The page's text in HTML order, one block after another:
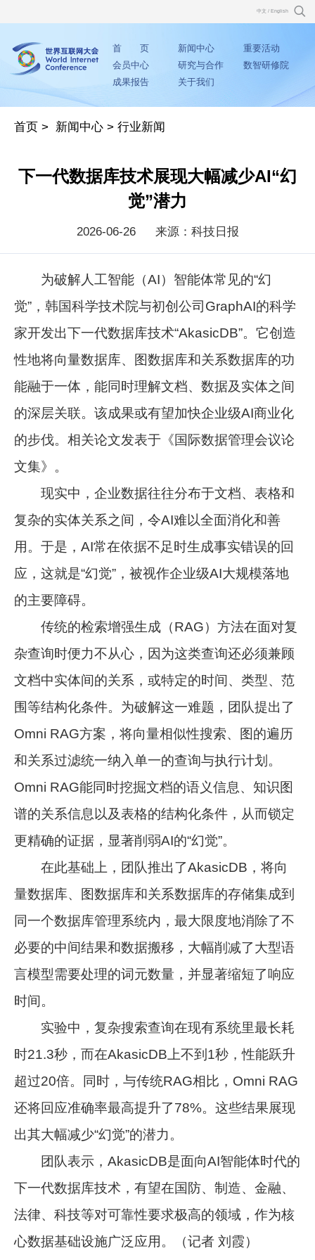
中文 / English
首 页 新闻中心
重要活动
会员中心
研究与合作
数智研修院
成果报告
关于我们
首页 > 新闻中心 >行业新闻
下一代数据库技术展现大幅减少AI“幻
觉”潜力
2026-06-26 来源：科技日报
为破解人工智能（AI）智能体常见的“幻
觉”，韩国科学技术院与初创公司GraphAI的科学
家开发出下一代数据库技术“AkasicDB”。它创造
性地将向量数据库、图数据库和关系数据库的功
能融于一体，能同时理解文档、数据及实体之间
的深层关联。该成果或有望加快企业级AI商业化
的步伐。相关论文发表于《国际数据管理会议论
文集》。
现实中，企业数据往往分布于文档、表格和
复杂的实体关系之间，令AI难以全面消化和善
用。于是，AI常在依据不足时生成事实错误的回
应，这就是“幻觉”，被视作企业级AI大规模落地
的主要障碍。
传统的检索增强生成（RAG）方法在面对复
杂查询时便力不从心，因为这类查询还必须兼顾
文档中实体间的关系，或特定的时间、类型、范
围等结构化条件。为破解这一难题，团队提出了
Omni RAG方案，将向量相似性搜索、图的遍历
和关系过滤统一纳入单一的查询与执行计划。
Omni RAG能同时挖掘文档的语义信息、知识图
谱的关系信息以及表格的结构化条件，从而锁定
更精确的证据，显著削弱AI的“幻觉”。
在此基础上，团队推出了AkasicDB，将向
量数据库、图数据库和关系数据库的存储集成到
同一个数据库管理系统内，最大限度地消除了不
必要的中间结果和数据搬移，大幅削减了大型语
言模型需要处理的词元数量，并显著缩短了响应
时间。
实验中，复杂搜索查询在现有系统里最长耗
时21.3秒，而在AkasicDB上不到1秒，性能跃升
超过20倍。同时，与传统RAG相比，Omni RAG
还将回应准确率最高提升了78%。这些结果展现
出其大幅减少“幻觉”的潜力。
团队表示，AkasicDB是面向AI智能体时代的
下一代数据库技术，有望在国防、制造、金融、
法律、科技等对可靠性要求极高的领域，作为核
心数据基础设施广泛应用。（记者 刘霞）